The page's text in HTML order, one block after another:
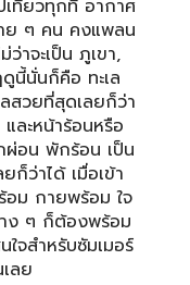
ที่ยวทุกที อากาศ
ย ๆ คน คงแพลน
าจะเป็น ภูเขา,
นี้นั่นก็คือ ทะเล
ลสวยที่สุดเลยก็ว่า
และหน้าร้อนหรือ
ผ่อน พักร้อน เป็น
ก็ว่าได้ เมื่อเข้า
อม กายพร้อม ใจ
ง ๆ ก็ต้องพร้อม
จสำหรับซัมเมอร์
ลย